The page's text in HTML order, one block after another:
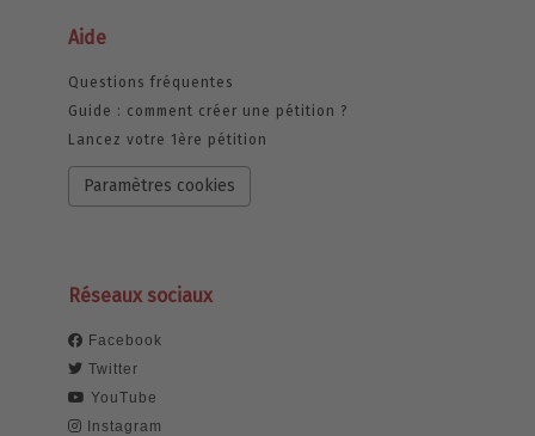
Aide
Questions fréquentes
Guide : comment créer une pétition ?
Lancez votre 1ère pétition
Paramètres cookies
Réseaux sociaux
Facebook
Twitter
YouTube
Instagram